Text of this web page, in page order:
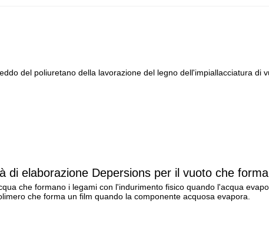
del poliuretano della lavorazione del legno dell'impiallacciatura di
di elaborazione Depersions per il vuoto che
che formano i legami con l'indurimento fisico quando l'acqua
che forma un film quando la componente acquosa evapora.